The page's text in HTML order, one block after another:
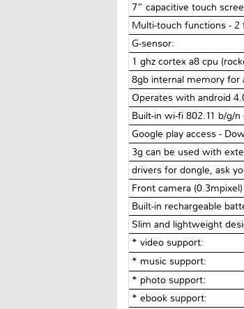
7” capacitive touch
Multi-touch functions - 2
G-sensor:
1 ghz cortex a8 cpu
8gb internal memory for
Operates with android
Built-in wi-fi 802.11 b/g/
Google play access -
3g can be used with
drivers for dongle, ask
Front camera (0.3mpixel)
Built-in rechargeable
Slim and lightweight
* video support:
* music support:
* photo support:
* ebook support: